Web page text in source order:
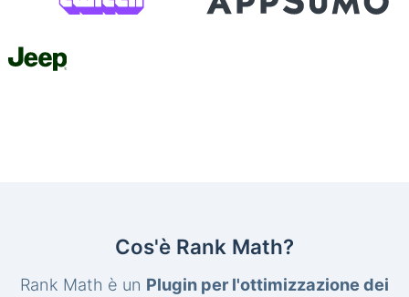
Cos'è Rank Math?
Rank Math è un Plugin per l'ottimizzazione dei